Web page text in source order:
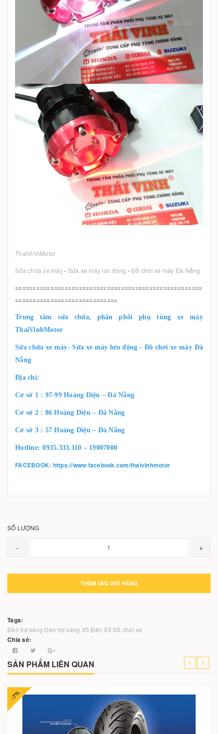
ThaiVinhMotor
Sửa chữa xe máy- Sửa xe máy lưu động -Đồ chơi xe máy Đà Nẵng
=====================================================
=============================
Trung tâm sửa chửa, phân phối phụ tùng xe máy
ThaiVinhMotor
Sửa chửa xe máy- Sửa xe máy lưu động - Đồ chơi xe máy Đà
Nẵng
Địa chỉ:
Cơ sở 1 : 97-99 Hoàng Diệu – Đà Nẵng
Cơ sở 2 : 86 Hoàng Diệu – Đà Nẵng
Cơ sở 3 : 57 Hoàng Diệu – Đà Nẵng
Hotline: 0935.333.110 – 19007000
FACEBOOK: https://www.facebook.com/thaivinhmotor
SỐ LƯỢNG
- +
THÊM VÀO GIỎ HÀNG
Tags:
Đèn trợ sáng Đèn trợ sáng X5 Đèn X5 Đồ chơi xe
Chia sẻ:
SẢN PHẨM LIÊN QUAN